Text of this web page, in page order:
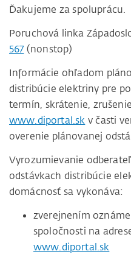
Ďakujeme za spoluprácu.
Poruchová linka
567 (nonstop)
Informácie ohľadom
distribúcie elektriny pre
termín, skrátenie,
www.diportal.sk v časti
overenie plánovanej
Vyrozumievanie
odstávkach distribúcie
domácnosť sa vykonáva:
zverejnením
spoločnosti na
www.diportal.sk